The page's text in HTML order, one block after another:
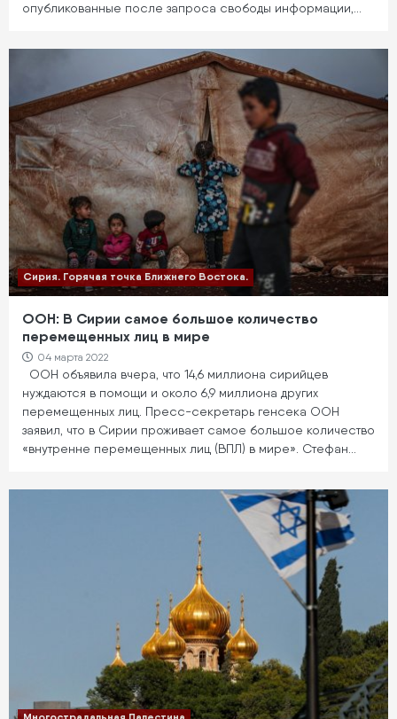
опубликованные после запроса свободы информации,…
Сирия. Горячая точка Ближнего Востока.
ООН: В Сирии самое большое количество
перемещенных лиц в мире
04 марта 2022
ООН объявила вчера, что 14,6 миллиона сирийцев
нуждаются в помощи и около 6,9 миллиона других
перемещенных лиц. Пресс-секретарь генсека ООН
заявил, что в Сирии проживает самое большое количество
«внутренне перемещенных лиц (ВПЛ) в мире». Стефан…